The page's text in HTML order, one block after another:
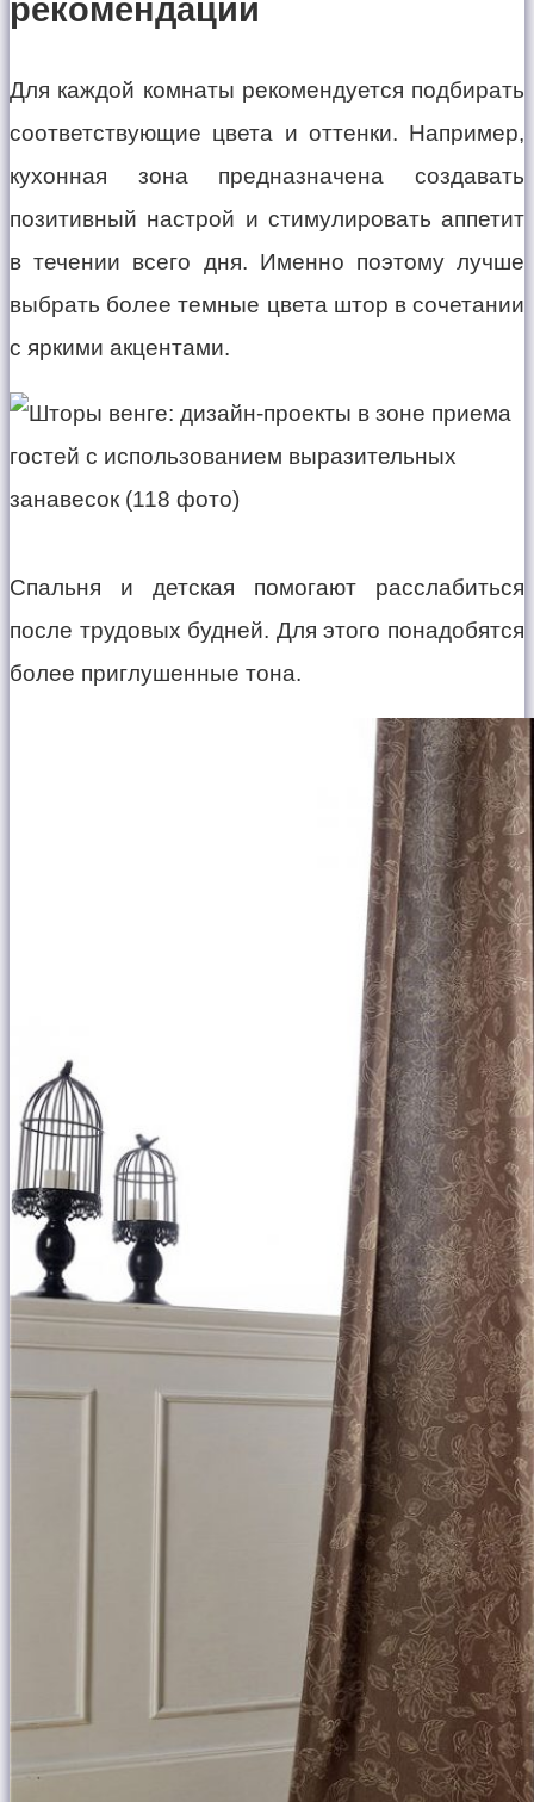
рекомендации
Для каждой комнаты рекомендуется подбирать
соответствующие цвета и оттенки. Например,
кухонная зона предназначена создавать
позитивный настрой и стимулировать аппетит
в течении всего дня. Именно поэтому лучше
выбрать более темные цвета штор в сочетании
с яркими акцентами.
Спальня и детская помогают расслабиться
после трудовых будней. Для этого понадобятся
более приглушенные тона.